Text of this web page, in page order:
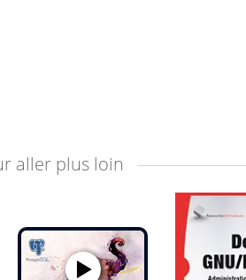
aller plus loin